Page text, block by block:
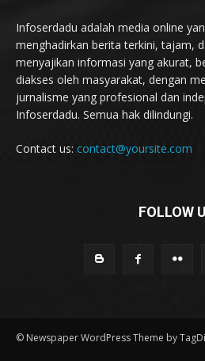
Infoserdadu adalah media online
menghadirkan berita terkini, tajam,
menyajikan informasi yang akurat,
diakses oleh masyarakat, dengan
jurnalisme yang profesional dan
Infoserdadu. Semua hak dilindungi.
Contact us: contact@yoursite.com
FOLLOW
© Newspaper WordPress Theme by